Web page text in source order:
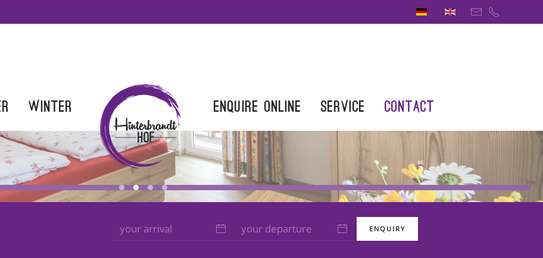
Winter Enquire online Service Contact
Jugendhotel Saalbach Zimmer 1
Jugendhotel Saalbach Zimmer 2
ENQUIRY